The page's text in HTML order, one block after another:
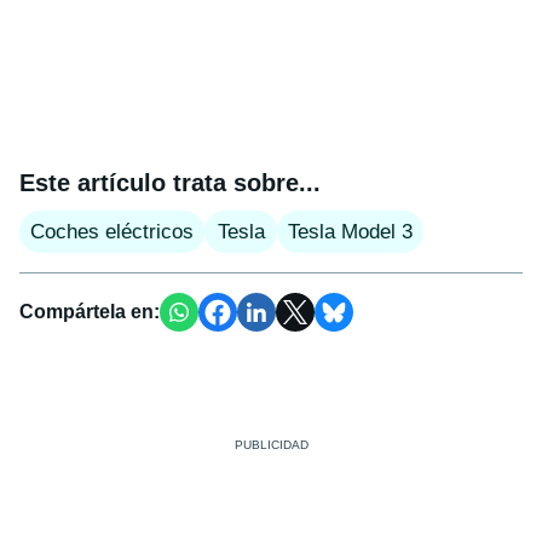
Este artículo trata sobre...
Coches eléctricos Tesla Tesla Model 3
Compártela en: